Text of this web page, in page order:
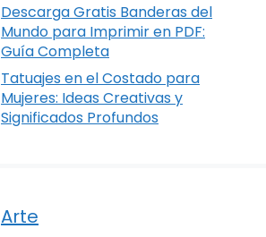
Descarga Gratis Banderas del
Mundo para Imprimir en PDF:
Guía Completa
Tatuajes en el Costado para
Mujeres: Ideas Creativas y
Significados Profundos
Arte